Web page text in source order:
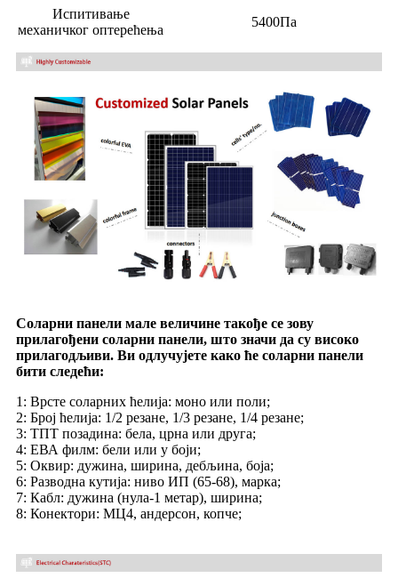
Испитивање
механичког оптерећења
5400Па
Соларни панели мале величине такође се зову
прилагођени соларни панели, што значи да су високо
прилагодљиви. Ви одлучујете како ће соларни панели
бити следећи:
1: Врсте соларних ћелија: моно или поли;
2: Број ћелија: 1/2 резане, 1/3 резане, 1/4 резане;
3: ТПТ позадина: бела, црна или друга;
4: ЕВА филм: бели или у боји;
5: Оквир: дужина, ширина, дебљина, боја;
6: Разводна кутија: ниво ИП (65-68), марка;
7: Кабл: дужина (нула-1 метар), ширина;
8: Конектори: МЦ4, андерсон, копче;